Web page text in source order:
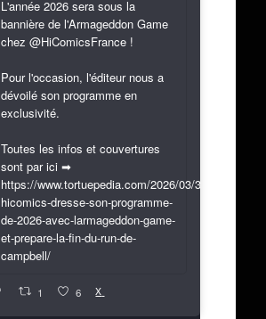
L'année 2026 sera sous la
bannière de l'Armageddon Game
chez @HiComicsFrance !
Pour l'occasion, l'éditeur nous a
dévoilé son programme en
exclusivité.
Toutes les infos et couvertures
sont par ici ➡
https://www.tortuepedia.com/2026/03/31/exclusif-
hicomics-dresse-son-programme-
de-2026-avec-larmageddon-game-
et-prepare-la-fin-du-run-de-
campbell/
1 6 X